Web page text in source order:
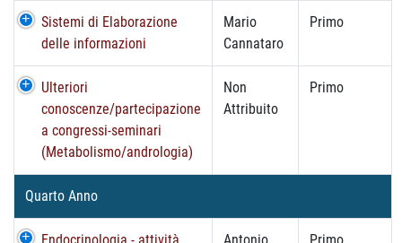
Sistemi di Elaborazione
delle informazioni
Mario
Cannataro
Primo
Ulteriori
conoscenze/partecipazione
a congressi-seminari
(Metabolismo/andrologia)
Non
Attribuito
Primo
Quarto Anno